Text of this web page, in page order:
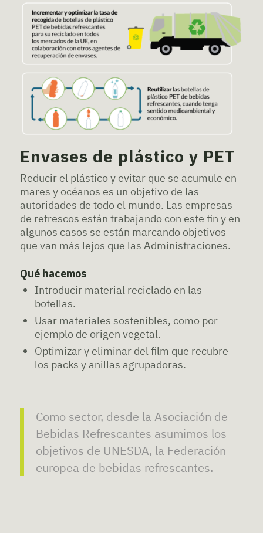
Envases de plástico y PET
Reducir el plástico y evitar que se acumule en
mares y océanos es un objetivo de las
autoridades de todo el mundo. Las empresas
de refrescos están trabajando con este fin y en
algunos casos se están marcando objetivos
que van más lejos que las Administraciones.
Qué hacemos
Introducir material reciclado en las
botellas.
Usar materiales sostenibles, como por
ejemplo de origen vegetal.
Optimizar y eliminar del film que recubre
los packs y anillas agrupadoras.
Como sector, desde la Asociación de
Bebidas Refrescantes asumimos los
objetivos de UNESDA, la Federación
europea de bebidas refrescantes.